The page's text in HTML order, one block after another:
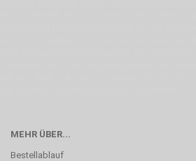
MEHR ÜBER...
Bestellablauf